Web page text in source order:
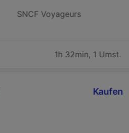
SNCF Voyageurs
1h 32min, 1 Umst.
Kaufen